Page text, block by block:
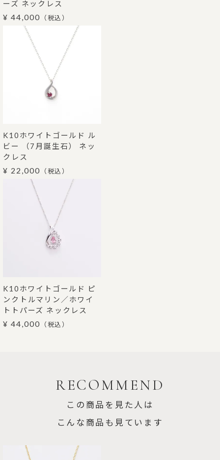
ーズ ネックレス
¥ 44,000 （税込）
K10ホワイトゴールド ル
ビー （7月誕生石） ネッ
クレス
¥ 22,000 （税込）
K10ホワイトゴールド ピ
ンクトルマリン／ホワイ
トトパーズ ネックレス
¥ 44,000 （税込）
RECOMMEND
この商品を見た人は
こんな商品も見ています